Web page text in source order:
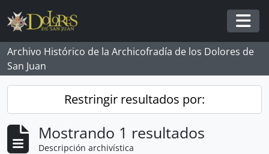
Skip to main content
Archivo Histórico de la Archicofradía de los Dolores de
San Juan
Restringir resultados por:
Mostrando 1 resultados
Descripción archivística